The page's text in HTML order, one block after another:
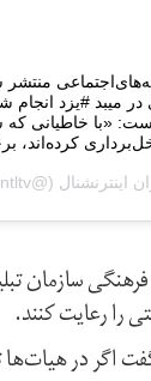
در میبد #یزد
است: «با
کرده‌اند،
اینترنشنال (@iranintltv‏) on
را رعایت کنند.
اگر در هیات‌ها